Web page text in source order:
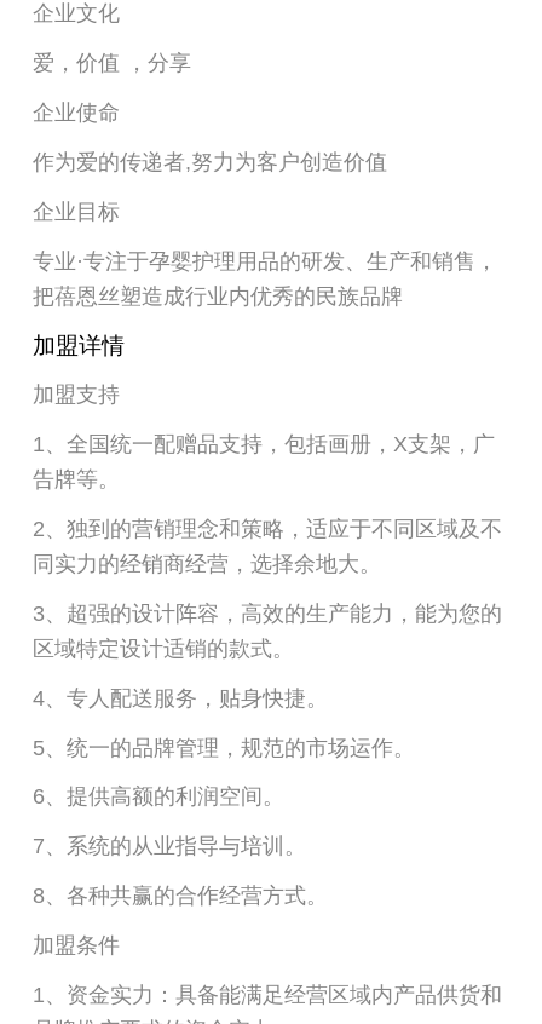
企业文化
爱，价值 ，分享
企业使命
作为爱的传递者,努力为客户创造价值
企业目标
专业·专注于孕婴护理用品的研发、生产和销售，
把蓓恩丝塑造成行业内优秀的民族品牌
加盟详情
加盟支持
1、全国统一配赠品支持，包括画册，X支架，广
告牌等。
2、独到的营销理念和策略，适应于不同区域及不
同实力的经销商经营，选择余地大。
3、超强的设计阵容，高效的生产能力，能为您的
区域特定设计适销的款式。
4、专人配送服务，贴身快捷。
5、统一的品牌管理，规范的市场运作。
6、提供高额的利润空间。
7、系统的从业指导与培训。
8、各种共赢的合作经营方式。
加盟条件
1、资金实力：具备能满足经营区域内产品供货和